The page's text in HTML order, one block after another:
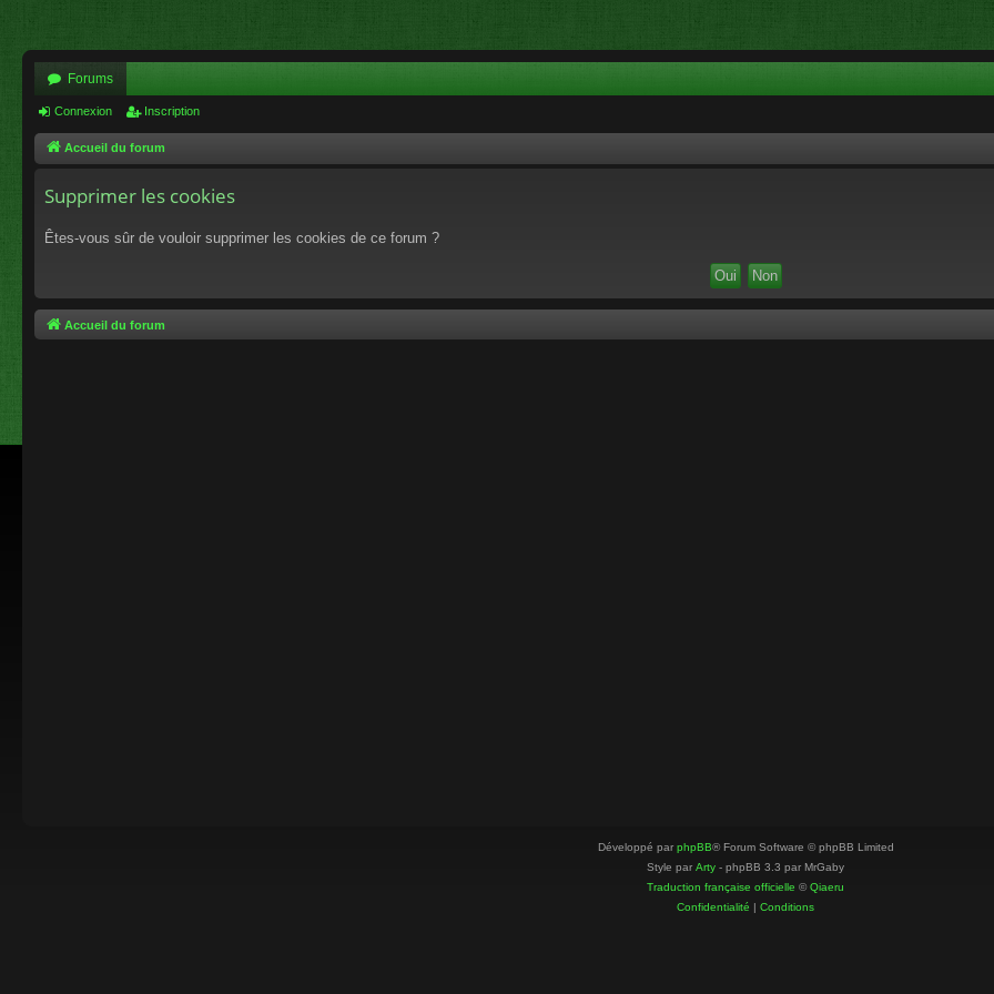
Forums
Connexion Inscription
Accueil du forum
Supprimer les cookies
Êtes-vous sûr de vouloir supprimer les cookies de ce forum ?
Accueil du forum
Développé par phpBB® Forum Software © phpBB Limited
Style par Arty - phpBB 3.3 par MrGaby
Traduction française officielle ©Qiaeru
Confidentialité | Conditions